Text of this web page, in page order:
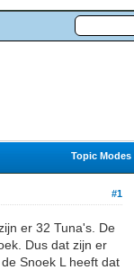
Topic Modes
#1
er 32 Tuna's. De
Dus dat zijn er
Snoek L heeft dat